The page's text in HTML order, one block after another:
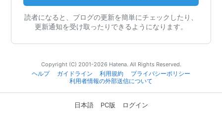
読者になると、ブログの更新を簡単にチェックしたり、
更新通知を受け取ったりできるようになります。
Copyright (C) 2001-2026 Hatena. All Rights Reserved.
ヘルプ
ガイドライン 利用規約
プライバシーポリシー
利用者情報の外部送信について
日本語 PC版 ログイン